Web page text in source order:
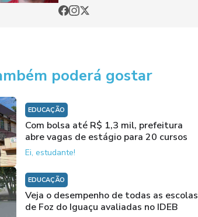
poderá gostar
EDUCAÇÃO
Com bolsa até R$ 1,3 mil, prefeitura
abre vagas de estágio para 20 cursos
Ei, estudante!
EDUCAÇÃO
Veja o desempenho de todas as escolas
de Foz do Iguaçu avaliadas no IDEB